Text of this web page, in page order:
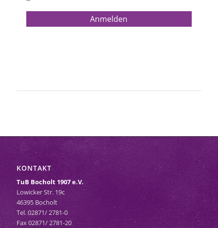
KONTAKT
TuB Bocholt 1907 e.V.
Lowicker Str. 19c
46395 Bocholt
Tel. 02871/ 2781-0
Fax 02871/ 2781-20